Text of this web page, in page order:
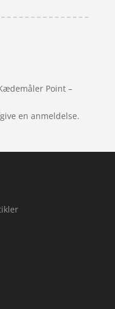
Point –
en anmeldelse.